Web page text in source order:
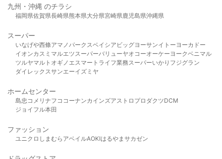
九州・沖縄 のチラシ
福岡県佐賀県長崎県熊本県大分県宮崎県鹿児島県沖縄県
スーパー
いなげや西條アマノパークスベイシア ビッグヨーサンイトーヨーカドー
イオンカスミ マルエツスーパーバリューヤオコーオーケー ヨークベニマル
ツルヤマルト オギノ エスマート ライフ業務スーパーいかり フジグラン
ダイレックスサンエーイズミヤ
ホームセンター
島忠 コメリ ナフコ コーナンカインズアストロプロダクツDCM
ジョイフル本田
ファッション
ユニクロ しまむら アベイルAOKIはるやま サカゼン